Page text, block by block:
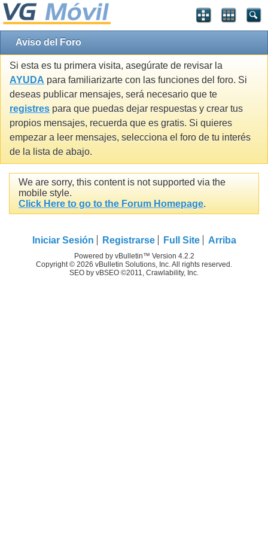
Aviso del Foro
Si esta es tu primera visita, asegúrate de revisar la
AYUDA para familiarizarte con las funciones del foro. Si
deseas publicar mensajes, será necesario que te
registres para que puedas dejar respuestas y crear tus
propios mensajes, recuerda que es gratis. Si quieres
empezar a leer mensajes, selecciona el foro de tu interés
de la lista de abajo.
We are sorry, this content is not supported via the
mobile style.
Click Here to go to the Forum Homepage.
Iniciar Sesión Registrarse Full Site Arriba
Powered by vBulletin™ Version 4.2.2
Copyright © 2026 vBulletin Solutions, Inc. All rights reserved.
SEO by vBSEO ©2011, Crawlability, Inc.